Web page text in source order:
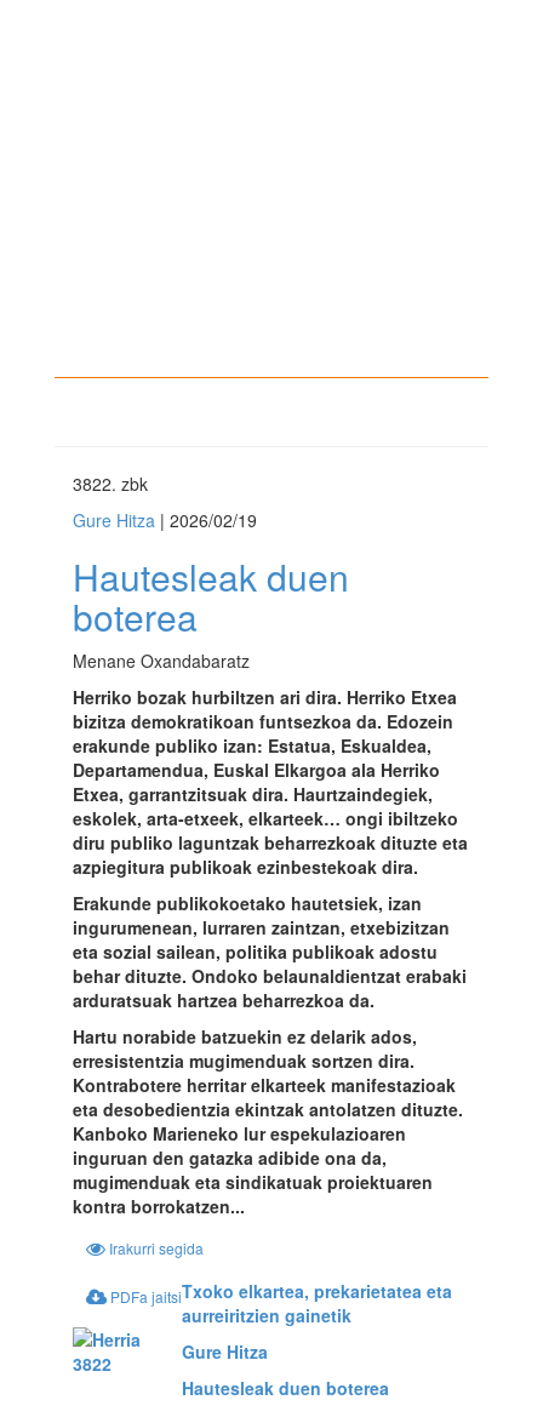
3822. zbk
Gure Hitza | 2026/02/19
Hautesleak duen
boterea
Menane Oxandabaratz
Herriko bozak hurbiltzen ari dira. Herriko Etxea
bizitza demokratikoan funtsezkoa da. Edozein
erakunde publiko izan: Estatua, Eskualdea,
Departamendua, Euskal Elkargoa ala Herriko
Etxea, garrantzitsuak dira. Haurtzaindegiek,
eskolek, arta-etxeek, elkarteek… ongi ibiltzeko
diru publiko laguntzak beharrezkoak dituzte eta
azpiegitura publikoak ezinbestekoak dira.
Erakunde publikokoetako hautetsiek, izan
ingurumenean, lurraren zaintzan, etxebizitzan
eta sozial sailean, politika publikoak adostu
behar dituzte. Ondoko belaunaldientzat erabaki
arduratsuak hartzea beharrezkoa da.
Hartu norabide batzuekin ez delarik ados,
erresistentzia mugimenduak sortzen dira.
Kontrabotere herritar elkarteek manifestazioak
eta desobedientzia ekintzak antolatzen dituzte.
Kanboko Marieneko lur espekulazioaren
inguruan den gatazka adibide ona da,
mugimenduak eta sindikatuak proiektuaren
kontra borrokatzen...
Irakurri segida
PDFa jaitsiTxoko elkartea, prekarietatea eta
aurreiritzien gainetik
Gure Hitza
Hautesleak duen boterea